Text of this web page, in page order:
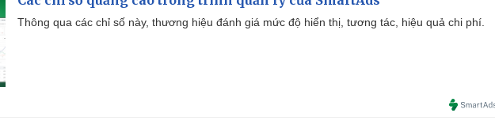
Thông qua các chỉ số này, thương hiệu đánh giá mức độ hiển thị, tương tác, hiệu quả chi phí.